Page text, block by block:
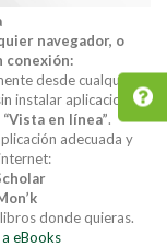
navegador, o
conexión:
desde cualquier
instalar aplicaciones.
“Vista en línea”.
adecuada y
donde quieras.
eBooks